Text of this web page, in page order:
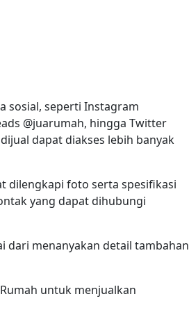
sosial, seperti Instagram
@juarumah, hingga Twitter
dapat diakses lebih banyak
dilengkapi foto serta spesifikasi
yang dapat dihubungi
dari menanyakan detail tambahan
untuk menjualkan